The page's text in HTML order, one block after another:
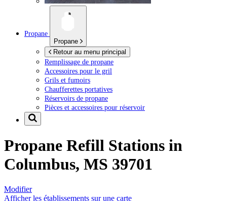
Propane
Propane
Retour au menu principal
Remplissage de propane
Accessoires pour le gril
Grils et fumoirs
Chaufferettes portatives
Réservoirs de propane
Pièces et accessoires pour réservoir
Propane Refill Stations in
Columbus, MS 39701
Modifier
Afficher les établissements sur une carte